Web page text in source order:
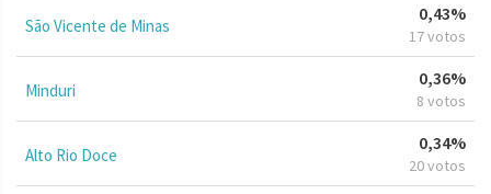
São Vicente de Minas
0,43%
17 votos
Minduri
0,36%
8 votos
Alto Rio Doce
0,34%
20 votos